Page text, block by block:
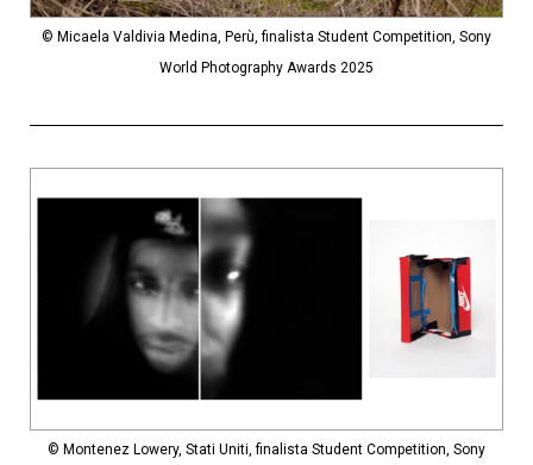
© Micaela Valdivia Medina, Perù, finalista Student Competition, Sony
World Photography Awards 2025
© Montenez Lowery, Stati Uniti, finalista Student Competition, Sony